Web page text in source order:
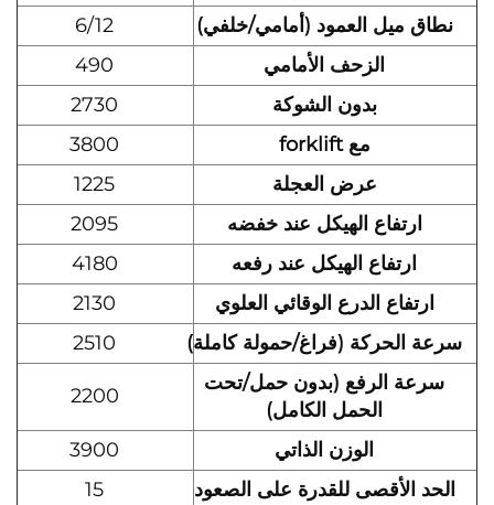
نطاق ميل العمود (أمامي/خلفي)
6/12
الزحف الأمامي
490
بدون الشوكة
2730
مع forklift
3800
عرض العجلة
1225
ارتفاع الهيكل عند خفضه
2095
ارتفاع الهيكل عند رفعه
4180
ارتفاع الدرع الوقائي العلوي
2130
سرعة الحركة (فراغ/حمولة كاملة)
2510
سرعة الرفع (بدون حمل/تحت
الحمل الكامل)
2200
الوزن الذاتي
3900
الحد الأقصى للقدرة على الصعود
15